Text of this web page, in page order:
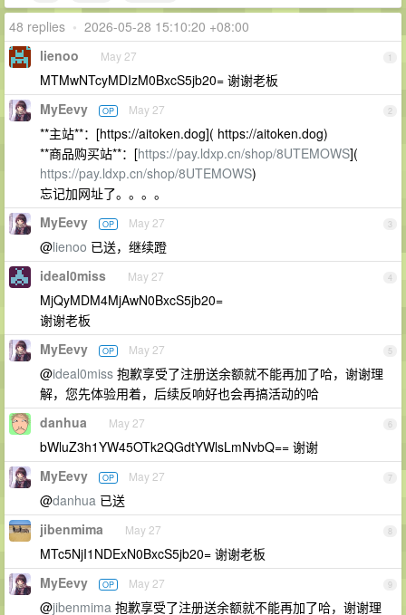
48 replies • 2026-05-28 15:10:20 +08:00
1
lienoo May 27
MTMwNTcyMDIzM0BxcS5jb20= 谢谢老板
2
MyEevy OP May 27
**主站**：[https://aitoken.dog]( https://aitoken.dog)
**商品购买站**：[https://pay.ldxp.cn/shop/8UTEMOWS](
https://pay.ldxp.cn/shop/8UTEMOWS)
忘记加网址了。。。。
3
MyEevy OP May 27
@lienoo 已送，继续蹬
4
ideal0miss May 27
MjQyMDM4MjAwN0BxcS5jb20=
谢谢老板
5
MyEevy OP May 27
@ideal0miss 抱歉享受了注册送余额就不能再加了哈，谢谢理
解，您先体验用着，后续反响好也会再搞活动的哈
6
danhua May 27
bWluZ3h1YW45OTk2QGdtYWlsLmNvbQ== 谢谢
7
MyEevy OP May 27
@danhua 已送
8
jibenmima May 27
MTc5NjI1NDExN0BxcS5jb20= 谢谢老板
9
MyEevy OP May 27
@jibenmima 抱歉享受了注册送余额就不能再加了哈，谢谢理